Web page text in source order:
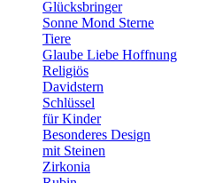
Glücksbringer
Sonne Mond Sterne
Tiere
Glaube Liebe Hoffnung
Religiös
Davidstern
Schlüssel
für Kinder
Besonderes Design
mit Steinen
Zirkonia